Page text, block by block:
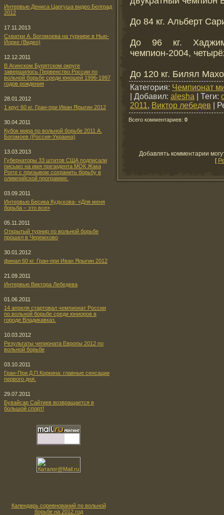
Интервью Дениса Царгуша видео Белград
2012
17.11.2013
Схватки А. Богомоева на турнире в Нью-
Йорке (Видео)
12.12.2011
В Агинском Бурятском округе
завершилось Первенство России по
вольной борьбе среди юношей 1996-1997
годов рождения
28.01.2012
1 круг 60 кг. Гран-при Иван Ярыгин 2012
30.04.2011
Кубок мира по вольной борьбе 2011 А.
Богомоев (Россия-Украина)
13.03.2013
Губернаторы 33 штатов США подписали
письмо на имя президента МОК Жака
Рогге с призывом сохранить борьбу в
олимпийской программе.
03.09.2011
Интервью Бесика Кудухова- «Для меня
борьба – это все»
05.11.2011
Открытый турнир по вольной борьбе
прошел в Черемхово
30.01.2012
финал 60 кг. Гран-при Иван Ярыгин 2012
21.09.2011
Интервью Виктора Лебедева
01.06.2011
14 апреля стартовал чемпионат России
по вольной борьбе среди юниоров в
городе Владикавказ.
10.03.2012
Результаты чепионата Европы 2012 по
вольной борьбе
03.10.2011
Гран-При Д.П.Коркина: главные сенсации
первого дня.
29.07.2011
Бувайсар Сайтиев возвращается в
большой спорт!
Календарь соревнований по вольной
борьбе на 2012 год
До 84 кг. Альберт
До 96 кг.
чемпион-2004,
До 120 кг. Билял
Категория: Чемпионат
Добавил: alesha Теги:
2011, Виктор лебедев
Всего комментариев: 0
Добавлять комментарии
[